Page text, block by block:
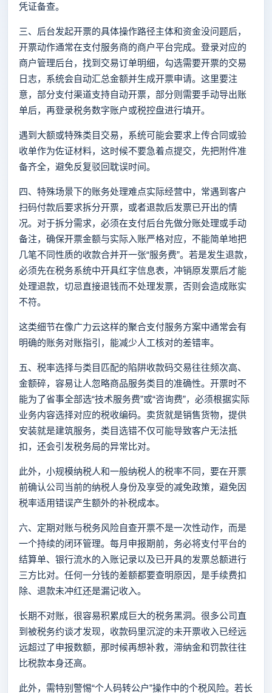
凭证备查。
三、后台发起开票的具体操作路径主体和资金没问题后，
开票动作通常在支付服务商的商户平台完成。登录对应的
商户管理后台，找到交易订单明细，勾选需要开票的交易
日志，系统会自动汇总金额并生成开票申请。这里要注
意，部分支付渠道支持自动开票，部分则需要手动导出账
单后，再登录税务数字账户或税控盘进行填开。
遇到大额或特殊类目交易，系统可能会要求上传合同或验
收单作为佐证材料，这时候不要急着点提交，先把附件准
备齐全，避免反复驳回耽误时间。
四、特殊场景下的账务处理难点实际经营中，常遇到客户
扫码付款后要求拆分开票，或者退款后发票已开出的情
况。对于拆分需求，必须在支付后台先做分账处理或手动
备注，确保开票金额与实际入账严格对应，不能简单地把
几笔不同性质的收款合并开一张“服务费”。若是发生退款，
必须先在税务系统中开具红字信息表，冲销原发票后才能
处理退款，切忌直接退钱而不处理发票，否则会造成账实
不符。
这类细节在像广力云这样的聚合支付服务方案中通常会有
明确的账务对账指引，能减少人工核对的差错率。
五、税率选择与类目匹配的陷阱收款码交易往往频次高、
金额碎，容易让人忽略商品服务类目的准确性。开票时不
能为了省事全部选“技术服务费”或“咨询费”，必须根据实际
业务内容选择对应的税收编码。卖货就是销售货物，提供
安装就是建筑服务，类目选错不仅可能导致客户无法抵
扣，还会引发税务局的异常比对。
此外，小规模纳税人和一般纳税人的税率不同，要在开票
前确认公司当前的纳税人身份及享受的减免政策，避免因
税率适用错误产生额外的补税成本。
六、定期对账与税务风险自查开票不是一次性动作，而是
一个持续的闭环管理。每月申报期前，务必将支付平台的
结算单、银行流水的入账记录以及已开具的发票总额进行
三方比对。任何一分钱的差额都要查明原因，是手续费扣
除、退款未冲红还是漏记收入。
长期不对账，很容易积累成巨大的税务黑洞。很多公司直
到被税务约谈才发现，收款码里沉淀的未开票收入已经远
远超过了申报数额，那时候再想补救，滞纳金和罚款往往
比税款本身还高。
此外，需特别警惕“个人码转公户”操作中的个税风险。若长